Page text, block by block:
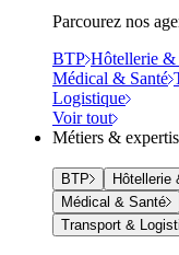
Parcourez nos
BTP Hôtellerie &
Médical & Santé
Logistique
Voir tout
Métiers &
BTP Hôtellerie
Médical & Santé
Transport &